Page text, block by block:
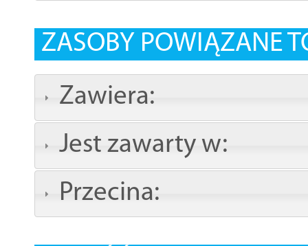
ZASOBY POWIĄZANE
Zawiera:
Jest zawarty w:
Przecina: